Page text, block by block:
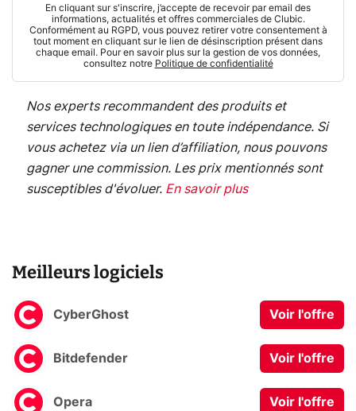
En cliquant sur s'inscrire, j’accepte de recevoir par email des
informations, actualités et offres commerciales de Clubic.
Conformément au RGPD, vous pouvez retirer votre consentement à
tout moment en cliquant sur le lien de désinscription présent dans
chaque email. Pour en savoir plus sur la gestion de vos données,
consultez notre Politique de confidentialité
Nos experts recommandent des produits et
services technologiques en toute indépendance. Si
vous achetez via un lien d’affiliation, nous pouvons
gagner une commission. Les prix mentionnés sont
susceptibles d'évoluer. En savoir plus
Meilleurs logiciels
CyberGhost Voir l'offre
Bitdefender Voir l'offre
Opera Voir l'offre